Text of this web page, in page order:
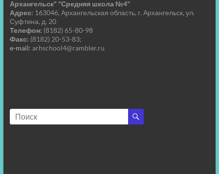
Архангельск" "Средняя школа №4"
Адрес: 163046, Архангельская область, г. Архангельск, ул.
Суфтина, д. 20
Телефон: (8182) 65-80-98
Факс: (8182) 20-53-83;
e-mail: arhschool4@rambler.ru